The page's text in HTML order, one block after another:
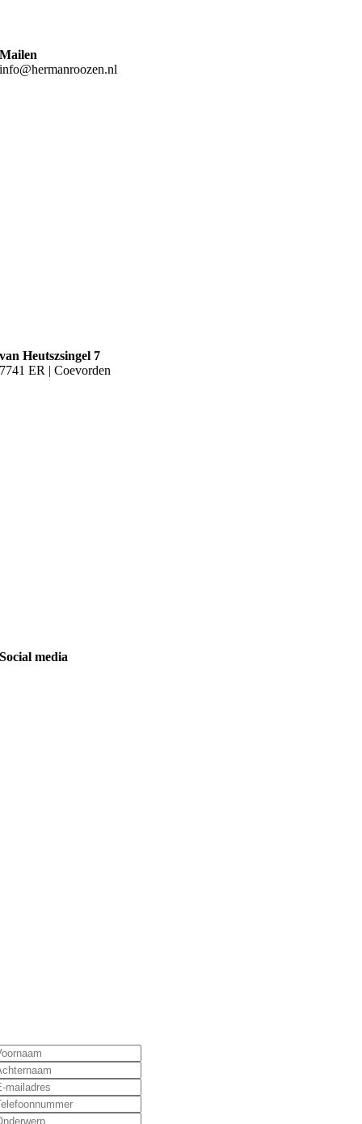
Mailen
info@hermanroozen.nl
van Heutszsingel 7
7741 ER | Coevorden
Social media